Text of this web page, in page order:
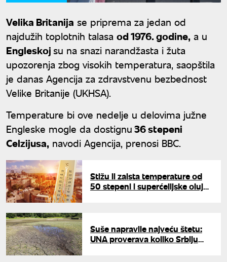
Velika Britanija se priprema za jedan od
najdužih toplotnih talasa od 1976. godine, a u
Engleskojsu na snazi narandžasta i žuta
upozorenja zbog visokih temperatura, saopštila
je danas Agencija za zdravstvenu bezbednost
Velike Britanije (UKHSA).
Temperature bi ove nedelje u delovima južne
Engleske mogle da dostignu36 stepeni
Celzijusa, navodi Agencija, prenosi BBC.
Stižu li zaista temperature od
50 stepeni i superćelijske oluje?
Suše napravile najveću štetu:
UNA proverava koliko Srbiju